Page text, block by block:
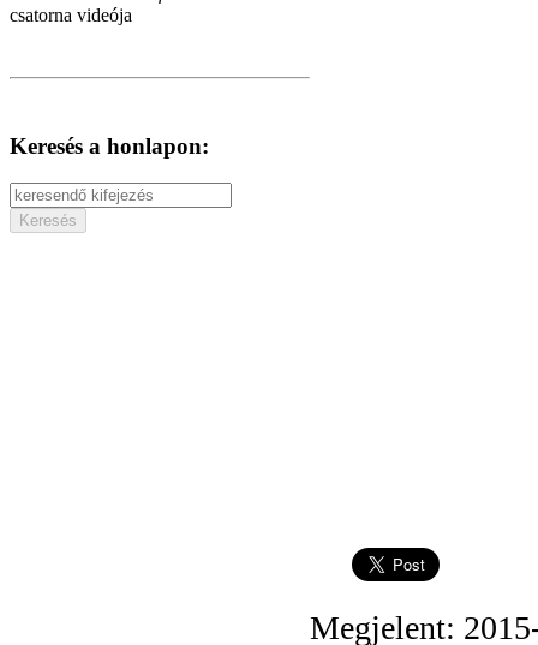
csatorna videója
Keresés a honlapon:
Megjelent: